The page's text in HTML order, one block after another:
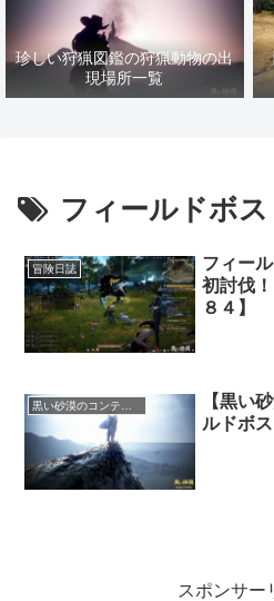
珍しい狩猟図鑑の狩猟動物の出
現場所一覧
フィールドボス
冒険日誌
フィー
初討伐
８４】
黒い砂漠のコンテンツ
【黒い
ルドボス
スポンサー